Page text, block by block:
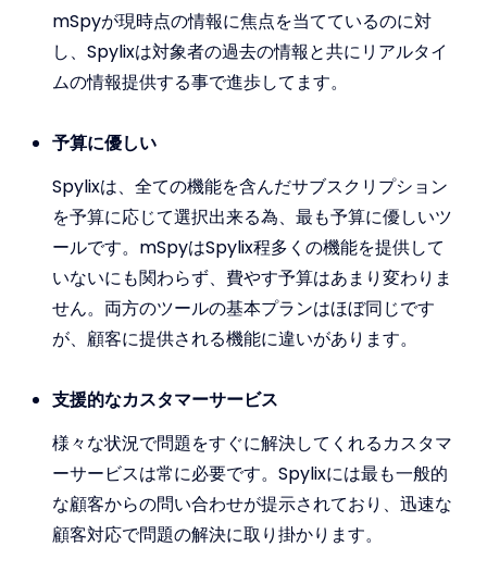
mSpyが現時点の情報に焦点を当てているのに対
し、Spylixは対象者の過去の情報と共にリアルタイ
ムの情報提供する事で進歩してます。
予算に優しい
Spylixは、全ての機能を含んだサブスクリプション
を予算に応じて選択出来る為、最も予算に優しいツ
ールです。mSpyはSpylix程多くの機能を提供して
いないにも関わらず、費やす予算はあまり変わりま
せん。両方のツールの基本プランはほぼ同じです
が、顧客に提供される機能に違いがあります。
支援的なカスタマーサービス
様々な状況で問題をすぐに解決してくれるカスタマ
ーサービスは常に必要です。Spylixには最も一般的
な顧客からの問い合わせが提示されており、迅速な
顧客対応で問題の解決に取り掛かります。